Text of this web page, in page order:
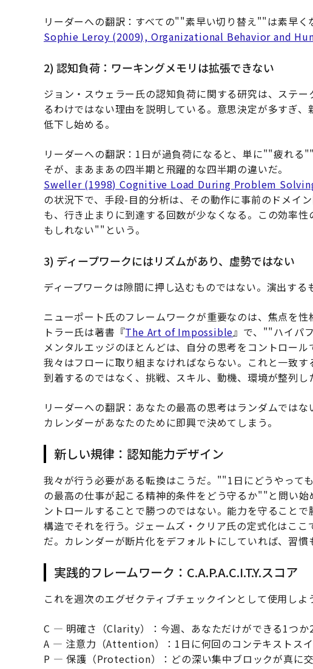
リーダーへの翻訳：すべての""素早い切り替え""は素早
Sophie Leroy (2009), Organizational Behavior and
2) 認知負荷：ワーキングメモリは拡張できない
ジョン・スウェラー氏の認知負荷に関する研究は、ステ
るわけではない理由を説明している。意思決定が多すぎ
低下し始める。
リーダーへの翻訳：1日が過負荷になると、単に""疲れる
そが、まあまあの四半期と飛躍的な四半期の違いだ。
Sweller (1998) Cognitive Load During Problem
の状況下で、手段-目的分析は、その動作に事前のドメイ
も、行き止まりに到達する回数が少なくなる。この効率
もしれない""という。
3) ディープワークにはリズムがあり、虚勢ではない
ディープワークは隙間に押し込むものではない。演出する
ニューポート氏のフレームワークが重要なのは、焦点を
トラー氏は著書『The Art of Impossible』で、""ハイパ
メンタルエッジのほとんどは、自分の思考をコントロー
我々はフローに取り組まなければならない。これと一致
到着するのではなく、挑戦、スキル、動機、環境が整列し
リーダーへの翻訳：あなたの最高の思考はランダムでは
カレンダーがあなたのために即興で決めてしまう。
新しい規律：認知能力デザイン
我々が行う必要がある転換はこうだ。""1日にどうやっ
の最高の仕事が起こる精神的条件をどう守るか""と問い
ントロールすることで勝つのではない。能力を守ること
構造でそれを行う。ジェームズ・クリア氏の定式化はこ
だ。カレンダーが断片化をデフォルトにしていれば、習慣
実践的フレームワーク：C.A.P.A.C.I.T.Y.スコア
これを週次のエグゼクティブチェックインとして使用しよ
C — 明確さ（Clarity）：今週、あなただけができる1つか
A — 注意力（Attention）：1日に何回のコンテキストス
P — 保護（Protection）：どの深い集中ブロックが真に